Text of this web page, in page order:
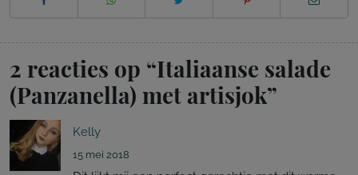
2 reacties op “Italiaanse salade
(Panzanella) met artisjok”
Kelly
15 mei 2018